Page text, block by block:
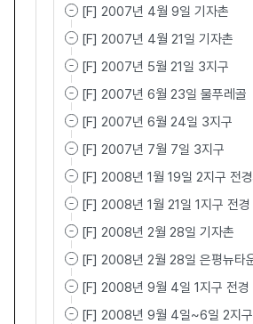
[F] 2007년 4월 9일 기자촌
[F] 2007년 4월 21일 기자촌
[F] 2007년 5월 21일 3지구
[F] 2007년 6월 23일 물푸레골
[F] 2007년 6월 24일 3지구
[F] 2007년 7월 7일 3지구
[F] 2008년 1월 19일 2지구 전
[F] 2008년 1월 21일 1지구 전경
[F] 2008년 2월 28일 기자촌
[F] 2008년 2월 28일 은평뉴타
[F] 2008년 9월 4일 1지구 전경
[F] 2008년 9월 4일~6일 2지